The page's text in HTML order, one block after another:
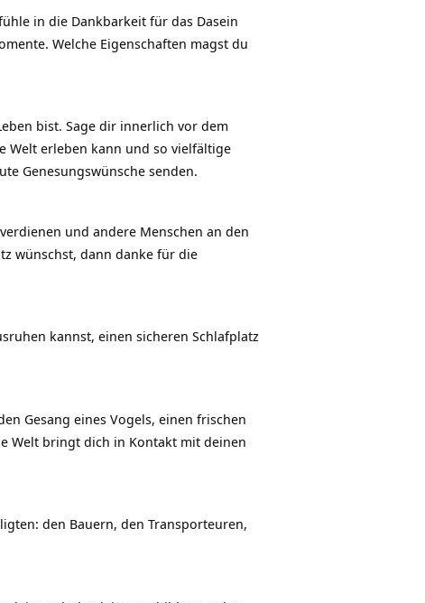
in die Dankbarkeit für das Dasein
Welche Eigenschaften magst du
bist. Sage dir innerlich vor dem
Welt erleben kann und so vielfältige
Genesungswünsche senden.
und andere Menschen an den
wünschst, dann danke für die
kannst, einen sicheren Schlafplatz
Gesang eines Vogels, einen frischen
Welt bringt dich in Kontakt mit deinen
den Bauern, den Transporteuren,